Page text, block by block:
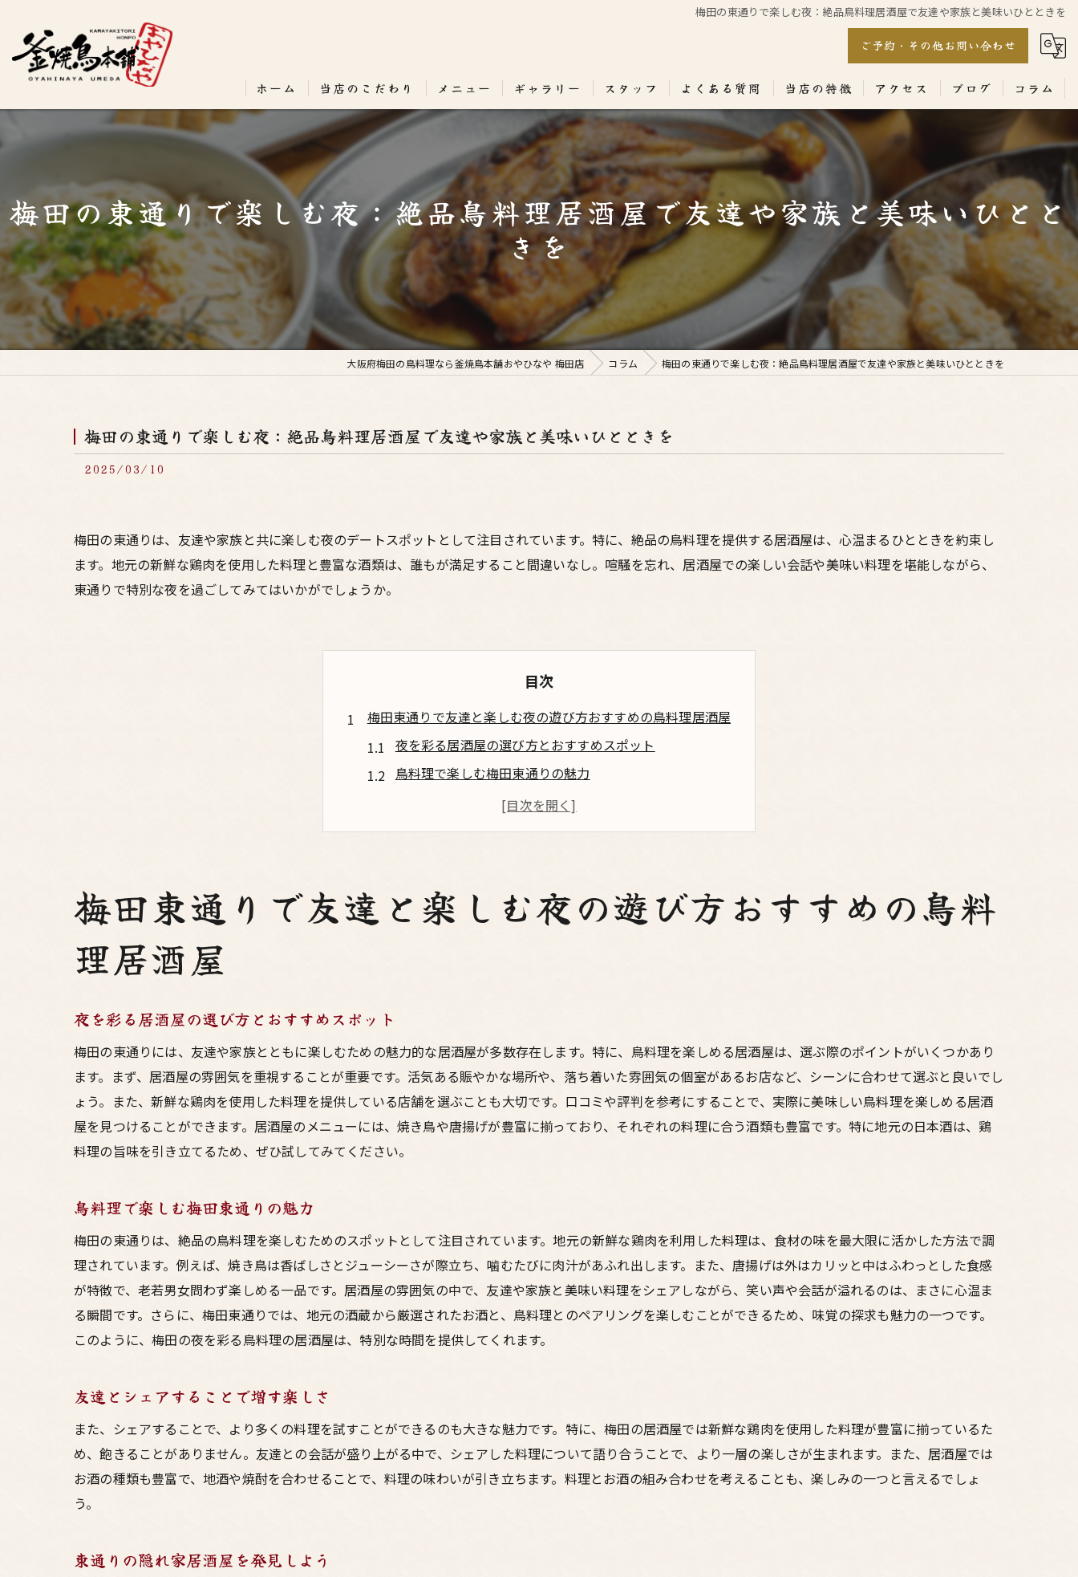
梅田の東通りで楽しむ夜：絶品鳥料理居酒屋で友達や家族と美味いひとときを
ご予約・その他お問い合わせ
ホーム 当店のこだわり メニュー ギャラリー スタッフ よくある質問 当店の特徴
居酒屋
専門店
ランチ
テイクアウト
コース
アクセス ブログ コラム
梅田の東通りで楽しむ夜：絶品鳥料理居酒屋で友達や家族と美味いひとと
きを
大阪府梅田の鳥料理なら釜焼鳥本舗おやひなや 梅田店 コラム 梅田の東通りで楽しむ夜：絶品鳥料理居酒屋で友達や家族と美味いひとときを
梅田の東通りで楽しむ夜：絶品鳥料理居酒屋で友達や家族と美味いひとときを
2025/03/10
梅田の東通りは、友達や家族と共に楽しむ夜のデートスポットとして注目されています。特に、絶品の鳥料理を提供する居酒屋は、心温まるひとときを約束し
ます。地元の新鮮な鶏肉を使用した料理と豊富な酒類は、誰もが満足すること間違いなし。喧騒を忘れ、居酒屋での楽しい会話や美味い料理を堪能しながら、
東通りで特別な夜を過ごしてみてはいかがでしょうか。
目次
梅田東通りで友達と楽しむ夜の遊び方おすすめの鳥料理居酒屋
夜を彩る居酒屋の選び方とおすすめスポット
鳥料理で楽しむ梅田東通りの魅力
友達とシェアすることで増す楽しさ
東通りの隠れ家居酒屋を発見しよう
家族で過ごす梅田の夜絶品鳥料理と賑やかな居酒屋体験
予約が必要な梅田東通りの名店
リーズナブルに楽しむ美味い鳥料理
美味い鳥料理が楽しめる梅田東通りの居酒屋で特別な夜を
子供も楽しめる居酒屋選びのポイント
家族旅行の思い出に残る居酒屋体験
地元の新鮮食材を楽しむ家族ディナー
梅田での夜デートにぴったり東通りの居酒屋で呑みを満喫
梅田で味わう絶品焼き鳥の秘密
居酒屋で食べるべきおすすめ鳥料理
宴会に最適な大人数対応の居酒屋
夜の梅田を満喫するおすすめルート
梅田東通りで友達と楽しむ夜の遊び方おすすめの鳥料
理居酒屋
夜を彩る居酒屋の選び方とおすすめスポット
梅田の東通りには、友達や家族とともに楽しむための魅力的な居酒屋が多数存在します。特に、鳥料理を楽しめる居酒屋は、選ぶ際のポイントがいくつかあり
ます。まず、居酒屋の雰囲気を重視することが重要です。活気ある賑やかな場所や、落ち着いた雰囲気の個室があるお店など、シーンに合わせて選ぶと良いでし
ょう。また、新鮮な鶏肉を使用した料理を提供している店舗を選ぶことも大切です。口コミや評判を参考にすることで、実際に美味しい鳥料理を楽しめる居酒
屋を見つけることができます。居酒屋のメニューには、焼き鳥や唐揚げが豊富に揃っており、それぞれの料理に合う酒類も豊富です。特に地元の日本酒は、鶏
料理の旨味を引き立てるため、ぜひ試してみてください。
鳥料理で楽しむ梅田東通りの魅力
梅田の東通りは、絶品の鳥料理を楽しむためのスポットとして注目されています。地元の新鮮な鶏肉を利用した料理は、食材の味を最大限に活かした方法で調
理されています。例えば、焼き鳥は香ばしさとジューシーさが際立ち、噛むたびに肉汁があふれ出します。また、唐揚げは外はカリッと中はふわっとした食感
が特徴で、老若男女問わず楽しめる一品です。居酒屋の雰囲気の中で、友達や家族と美味い料理をシェアしながら、笑い声や会話が溢れるのは、まさに心温ま
る瞬間です。さらに、梅田東通りでは、地元の酒蔵から厳選されたお酒と、鳥料理とのペアリングを楽しむことができるため、味覚の探求も魅力の一つです。
このように、梅田の夜を彩る鳥料理の居酒屋は、特別な時間を提供してくれます。
友達とシェアすることで増す楽しさ
また、シェアすることで、より多くの料理を試すことができるのも大きな魅力です。特に、梅田の居酒屋では新鮮な鶏肉を使用した料理が豊富に揃っているた
め、飽きることがありません。友達との会話が盛り上がる中で、シェアした料理について語り合うことで、より一層の楽しさが生まれます。また、居酒屋では
お酒の種類も豊富で、地酒や焼酎を合わせることで、料理の味わいが引き立ちます。料理とお酒の組み合わせを考えることも、楽しみの一つと言えるでしょ
う。
東通りの隠れ家居酒屋を発見しよう